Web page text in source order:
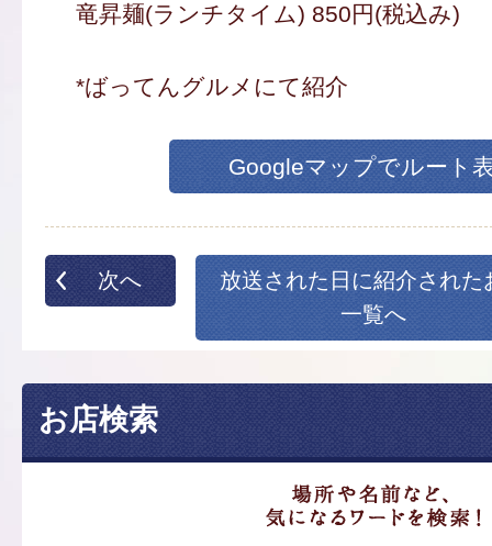
竜昇麺(ランチタイム) 850円(税込み)
*ばってんグルメにて紹介
Googleマップでルート
次へ
放送された日に紹介された
一覧へ
お店検索